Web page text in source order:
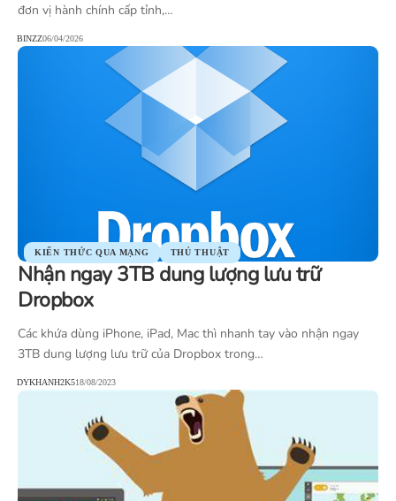
đơn vị hành chính cấp tỉnh,…
BINZZ06/04/2026
KIẾN THỨC QUA MẠNG THỦ THUẬT
Nhận ngay 3TB dung lượng lưu trữ
Dropbox
Các khứa dùng iPhone, iPad, Mac thì nhanh tay vào nhận ngay
3TB dung lượng lưu trữ của Dropbox trong…
DYKHANH2K518/08/2023